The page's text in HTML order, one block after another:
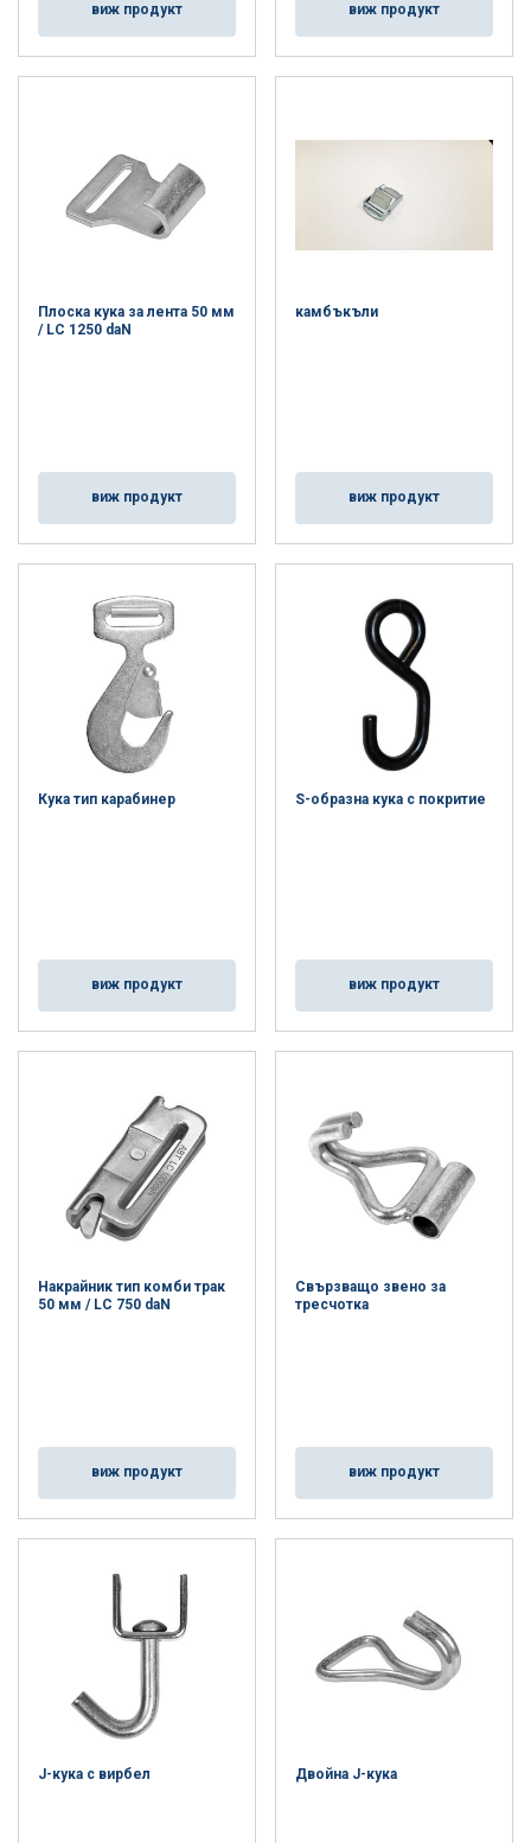
виж продукт виж продукт
Плоска кука за лента 50 мм
/ LC 1250 daN
виж продукт
камбъкъли
виж продукт
Кука тип карабинер
виж продукт
S-образна кука с покритие
виж продукт
Накрайник тип комби трак
50 мм / LC 750 daN
виж продукт
Свързващо звено за
тресчотка
виж продукт
J-кука с вирбел Двойна J-кука